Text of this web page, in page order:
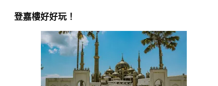
登嘉樓好好玩！